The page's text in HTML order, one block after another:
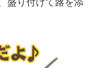
盛り付けて蕗を添